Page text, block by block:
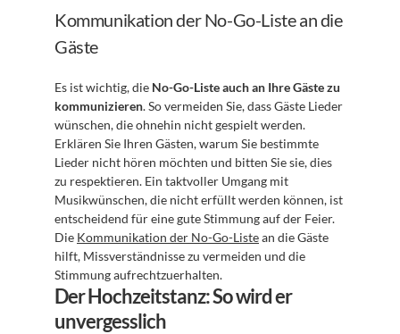
Kommunikation der No-Go-Liste an die
Gäste
Es ist wichtig, die No-Go-Liste auch an Ihre Gäste zu
kommunizieren. So vermeiden Sie, dass Gäste Lieder
wünschen, die ohnehin nicht gespielt werden.
Erklären Sie Ihren Gästen, warum Sie bestimmte
Lieder nicht hören möchten und bitten Sie sie, dies
zu respektieren. Ein taktvoller Umgang mit
Musikwünschen, die nicht erfüllt werden können, ist
entscheidend für eine gute Stimmung auf der Feier.
Die Kommunikation der No-Go-Liste an die Gäste
hilft, Missverständnisse zu vermeiden und die
Stimmung aufrechtzuerhalten.
Der Hochzeitstanz: So wird er
unvergesslich